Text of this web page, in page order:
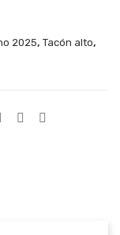
2025, Tacón alto,